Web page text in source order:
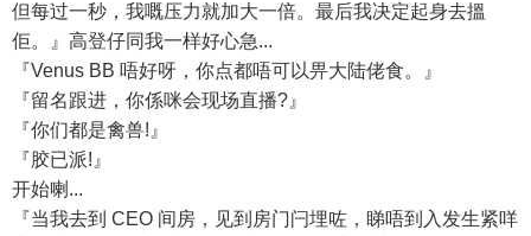
但每过一秒，我嘅压力就加大一倍。最后我决定起身去搵
佢。』高登仔同我一样好心急...
『Venus BB 唔好呀，你点都唔可以畀大陆佬食。』
『留名跟进，你係咪会现场直播?』
『你们都是禽兽!』
『胶已派!』
开始喇...
『当我去到 CEO 间房，见到房门闩埋咗，睇唔到入发生紧咩